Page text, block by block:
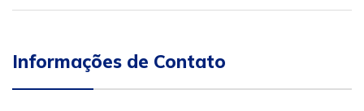
Informações de Contato